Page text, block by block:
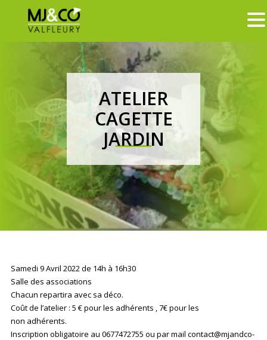
ATELIER
CAGETTE
JARDIN
Samedi 9 Avril 2022 de 14h à 16h30
Salle des associations
Chacun repartira avec sa déco.
Coût de l’atelier : 5 € pour les adhérents , 7€ pour les
non adhérents.
Inscription obligatoire au 0677472755 ou par mail contact@mjandco-